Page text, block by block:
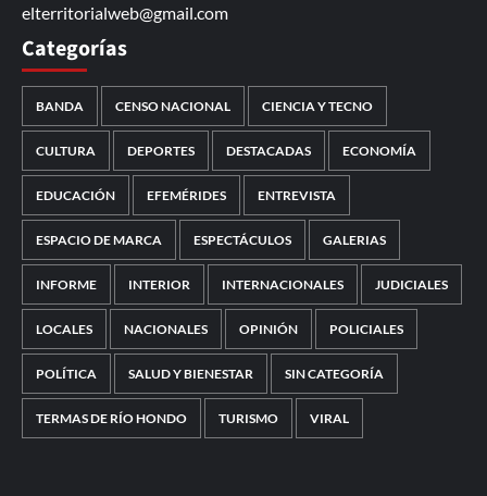
elterritorialweb@gmail.com
Categorías
BANDA CENSO NACIONAL CIENCIA Y TECNO
CULTURA DEPORTES DESTACADAS ECONOMÍA
EDUCACIÓN EFEMÉRIDES ENTREVISTA
ESPACIO DE MARCA ESPECTÁCULOS GALERIAS
INFORME INTERIOR INTERNACIONALES JUDICIALES
LOCALES NACIONALES OPINIÓN POLICIALES
POLÍTICA SALUD Y BIENESTAR SIN CATEGORÍA
TERMAS DE RÍO HONDO TURISMO VIRAL